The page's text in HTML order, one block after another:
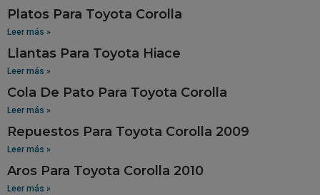
Platos Para Toyota Corolla
Leer más »
Llantas Para Toyota Hiace
Leer más »
Cola De Pato Para Toyota Corolla
Leer más »
Repuestos Para Toyota Corolla 2009
Leer más »
Aros Para Toyota Corolla 2010
Leer más »